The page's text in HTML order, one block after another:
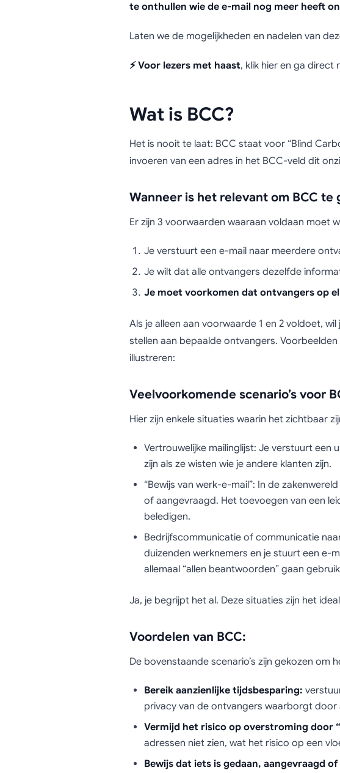
te onthullen wie de e-mail nog meer heeft
Laten we de mogelijkheden en nadelen van
⚡ Voor lezers met haast, klik hier en ga direct
Wat is BCC?
Het is nooit te laat: BCC staat voor “Blind
invoeren van een adres in het BCC-veld dit
Wanneer is het relevant om BCC te
Er zijn 3 voorwaarden waaraan voldaan moet
Je verstuurt een e-mail naar meerdere
Je wilt dat alle ontvangers dezelfde
Je moet voorkomen dat ontvangers op
Als je alleen aan voorwaarde 1 en 2 voldoet,
stellen aan bepaalde ontvangers.
illustreren:
Veelvoorkomende scenario’s voor
Hier zijn enkele situaties waarin het zichtbaar
Vertrouwelijke mailinglijst: Je verstuurt
zijn als ze wisten wie je andere klanten zijn.
“Bewijs van werk-e-mail”: In de
of aangevraagd. Het toevoegen van een
beledigen.
Bedrijfscommunicatie of communicatie
duizenden werknemers en je stuurt een e-
allemaal “allen beantwoorden” gaan
Ja, je begrijpt het al. Deze situaties zijn het
Voordelen van BCC:
De bovenstaande scenario’s zijn gekozen
Bereik aanzienlijke tijdsbesparing:
privacy van de ontvangers waarborgt door
Vermijd het risico op overstroming door
adressen niet zien, wat het risico op een
Bewijs dat iets is gedaan, aangevraagd